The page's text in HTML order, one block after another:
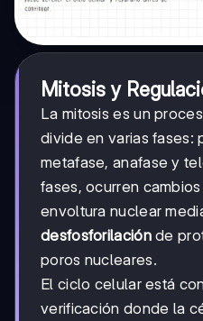
Mitosis y
La mitosis es un
divide en varias fases:
metafase, anafase y
fases, ocurren
envoltura nuclear
desfosforilaciónde
poros nucleares.
El ciclo celular está
verificación donde la